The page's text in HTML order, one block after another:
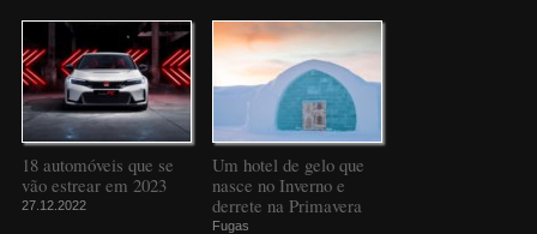
18 automóveis que se
vão estrear em 2023
27.12.2022
Um hotel de gelo que
nasce no Inverno e
derrete na Primavera
Fugas